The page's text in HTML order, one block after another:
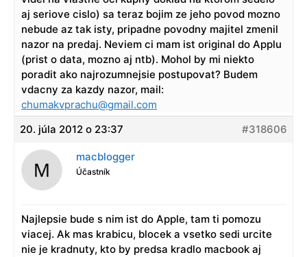
aj seriove cislo) sa teraz bojim ze jeho povod mozno
nebude az tak isty, pripadne povodny majitel zmenil
nazor na predaj. Neviem ci mam ist original do Applu
(prist o data, mozno aj ntb). Mohol by mi niekto
poradit ako najrozumnejsie postupovat? Budem
vdacny za kazdy nazor, mail:
chumakvprachu@gmail.com
20. júla 2012 o 23:37
#318606
macblogger
Účastník
Najlepsie bude s nim ist do Apple, tam ti pomozu
viacej. Ak mas krabicu, blocek a vsetko sedi urcite
nie je kradnuty, kto by predsa kradlo macbook aj